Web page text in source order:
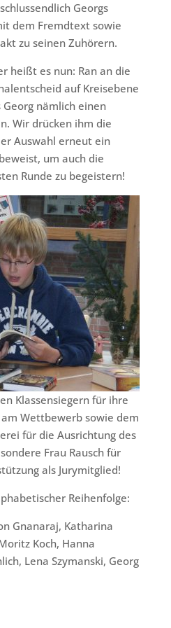
Georgs
dem Fremdtext sowie
zu seinen Zuhörern.
heißt es nun: Ran an die
auf Kreisebene
nämlich einen
Wir drücken ihm die
Auswahl erneut ein
um auch die
Runde zu begeistern!
Klassensiegern für ihre
Wettbewerb sowie dem
für die Ausrichtung des
Frau Rausch für
als Jurymitglied!
Reihenfolge:
Gnanaraj, Katharina
Koch, Hanna
Lena Szymanski, Georg